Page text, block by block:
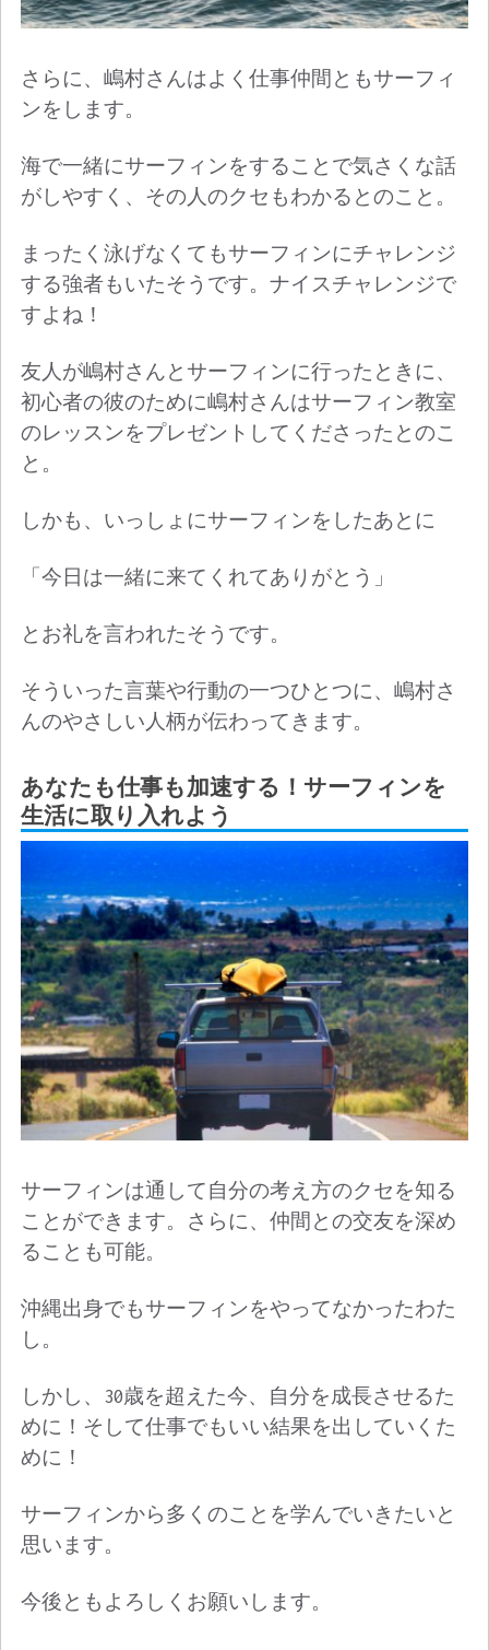
さらに、嶋村さんはよく仕事仲間ともサーフィ
ンをします。
海で一緒にサーフィンをすることで気さくな話
がしやすく、その人のクセもわかるとのこと。
まったく泳げなくてもサーフィンにチャレンジ
する強者もいたそうです。ナイスチャレンジで
すよね！
友人が嶋村さんとサーフィンに行ったときに、
初心者の彼のために嶋村さんはサーフィン教室
のレッスンをプレゼントしてくださったとのこ
と。
しかも、いっしょにサーフィンをしたあとに
「今日は一緒に来てくれてありがとう」
とお礼を言われたそうです。
そういった言葉や行動の一つひとつに、嶋村さ
んのやさしい人柄が伝わってきます。
あなたも仕事も加速する！サーフィンを
生活に取り入れよう
サーフィンは通して自分の考え方のクセを知る
ことができます。さらに、仲間との交友を深め
ることも可能。
沖縄出身でもサーフィンをやってなかったわた
し。
しかし、30歳を超えた今、自分を成長させるた
めに！そして仕事でもいい結果を出していくた
めに！
サーフィンから多くのことを学んでいきたいと
思います。
今後ともよろしくお願いします。